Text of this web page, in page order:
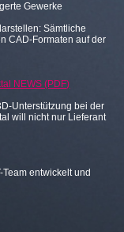
Gewerke
Sämtliche
CAD-Formaten auf der
NEWS (PDF)
Unterstützung bei der
will nicht nur Lieferant
entwickelt und